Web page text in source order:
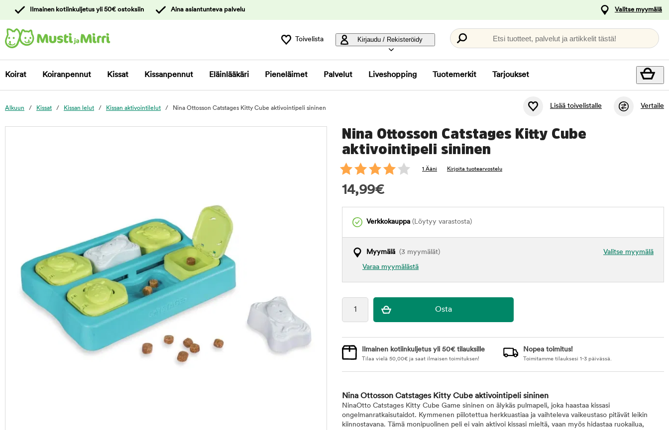
asiakaspalveluun
Ilmainen kotiinkuljetus yli 50€ ostoksiin Aina asiantunteva palvelu Valitse myymälä
Toivelista Kirjaudu / Rekisteröidy Etsi tuotteet, palvelut ja artikkelit tästä!
Koirat Koiranpennut Kissat Kissanpennut Eläinlääkäri Pieneläimet Palvelut Liveshopping Tuotemerkit Tarjoukset
Alkuun Kissat Kissan lelut Kissan aktivointilelut Nina Ottosson Catstages Kitty Cube aktivointipeli sininen Lisää toivelistalle Vertaile
Nina Ottosson Catstages Kitty Cube
aktivointipeli sininen
1 Ääni Kirjoita tuotearvostelu
14,99€
Verkkokauppa (Löytyy varastosta)
Valitse myymälä
Myymälä (3 myymälät)
Varaa myymälästä
Ilmainen kotiinkuljetus yli 50€ tilauksille
Tilaa vielä 50,00€ ja saat ilmaisen toimituksen!
Nopea toimitus!
Toimitamme tilauksesi 1-3 päivässä.
Nina Ottosson Catstages Kitty Cube aktivointipeli sininen
NinaOtto Catstages Kitty Cube Game sininen on älykäs pulmapeli, joka haastaa kissasi
ongelmanratkaisutaidot. Kymmenen piilotettua herkkuastiaa ja vaihteleva vaikeustaso pitävät leikin
kiinnostavana. Tämä monipuolinen peli ei vain aktivoi kissasi mieltä, vaan myös hidastaa ruokailua,